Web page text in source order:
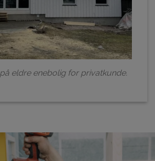
eldre enebolig for privatkunde.